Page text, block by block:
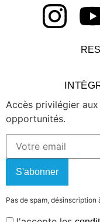
Accès privilégier
opportunités.
S'abonner
Pas de spam, désinscription